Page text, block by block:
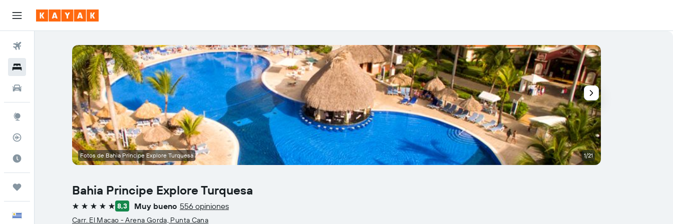
Bahia Principe Explore Turquesa
5 estrellas 8,3 Muy bueno 556 opiniones
Carr. El Macao - Arena Gorda, Punta Cana
Fotos de Bahia Principe Explore Turquesa 1/21